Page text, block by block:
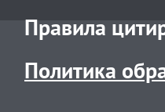
Правила
Политика